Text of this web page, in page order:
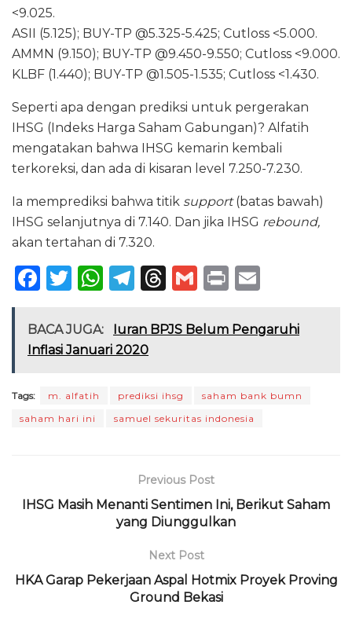
<9.025.
ASII (5.125); BUY-TP @5.325-5.425; Cutloss <5.000.
AMMN (9.150); BUY-TP @9.450-9.550; Cutloss <9.000.
KLBF (1.440); BUY-TP @1.505-1.535; Cutloss <1.430.
Seperti apa dengan prediksi untuk pergerakan
IHSG (Indeks Harga Saham Gabungan)? Alfatih
mengatakan bahwa IHSG kemarin kembali
terkoreksi, dan ada di kisaran level 7.250-7.230.
Ia memprediksi bahwa titik support(batas bawah)
IHSG selanjutnya di 7.140. Dan jika IHSG rebound,
akan tertahan di 7.320.
F
c
e
o
o
T
it
te
W
a
ts
p
p
T
e
g
m
T
re
s
G
ai
P
n ai
BACA JUGA:
Iuran BPJS Belum Pengaruhi
Inflasi Januari 2020
Tags: m. alfatih prediksi ihsg
saham bank bumn
saham hari ini
samuel sekuritas indonesia
Previous Post
IHSG Masih Menanti Sentimen Ini, Berikut Saham
yang Diunggulkan
Next Post
HKA Garap Pekerjaan Aspal Hotmix Proyek Proving
Ground Bekasi